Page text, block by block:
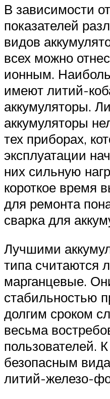
В зависимости
показателей
видов
всех можно
ионным.
имеют литий-
аккумуляторы.
аккумуляторы
тех приборах,
эксплуатации
них сильную
короткое время
для ремонта
сварка для
Лучшими
типа считаются
марганцевые.
стабильностью
долгим сроком
весьма
пользователей.
безопасным
литий-железо-